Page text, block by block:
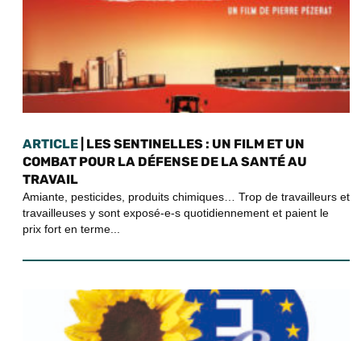
ARTICLE | LES SENTINELLES : UN FILM ET UN
COMBAT POUR LA DÉFENSE DE LA SANTÉ AU
TRAVAIL
Amiante, pesticides, produits chimiques… Trop de travailleurs et
travailleuses y sont exposé-e-s quotidiennement et paient le
prix fort en terme...